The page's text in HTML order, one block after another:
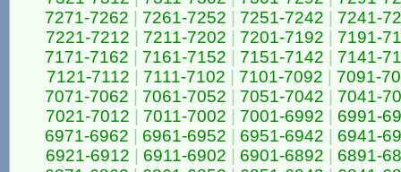
7271-7262
7261-7252 7251-7242
7241-
7221-7212
7211-7202 7201-7192
7191-
7171-7162
7161-7152 7151-7142
7141-
7121-7112
7111-7102 7101-7092
7091-
7071-7062
7061-7052 7051-7042
7041-
7021-7012
7011-7002 7001-6992
6991-
6971-6962
6961-6952 6951-6942
6941-
6921-6912
6911-6902 6901-6892
6891-